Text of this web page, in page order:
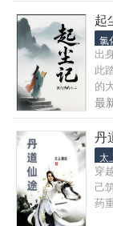
起
氯
出
此
的
最
丹
太
穿
己
药